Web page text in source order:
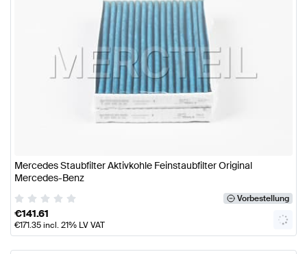
Mercedes Staubfilter Aktivkohle Feinstaubfilter Original
Mercedes-Benz
Vorbestellung
€141.61
€171.35incl. 21% LV VAT